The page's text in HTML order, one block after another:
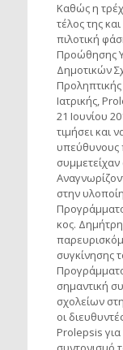
Καθώς η
τέλος της
πιλοτική
Προώθησης
Δημοτικών
Ιατρικής,
21 Ιουνίου
τιμήσει και
στην
κος.
συγκίνησης
σημαντική
σχολείων
οι
Prolepsis